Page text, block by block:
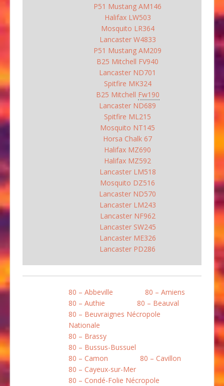
P51 Mustang AM146
Halifax LW503
Mosquito LR364
Lancaster W4833
P51 Mustang AM209
B25 Mitchell FV940
Lancaster ND701
Spitfire MK324
B25 Mitchell Fw190
Lancaster ND689
Spitfire ML215
Mosquito NT145
Horsa Chalk 67
Halifax MZ690
Halifax MZ592
Lancaster LM518
Mosquito DZ516
Lancaster ND570
Lancaster LM243
Lancaster NF962
Lancaster SW245
Lancaster ME326
Lancaster PD286
80 – Abbeville
80 – Amiens
80 – Authie
80 – Beauval
80 – Beuvraignes Nécropole
Nationale
80 – Brassy
80 – Bussus-Bussuel
80 – Camon
80 – Cavillon
80 – Cayeux-sur-Mer
80 – Condé-Folie Nécropole